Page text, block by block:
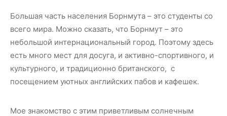
Большая часть населения Борнмута – это студенты со
всего мира. Можно сказать, что Борнмут – это
небольшой интернациональный город. Поэтому здесь
есть много мест для досуга, и активно-спортивного, и
культурного, и традиционно британского, с
посещением уютных английских пабов и кафешек.
Мое знакомство с этим приветливым солнечным